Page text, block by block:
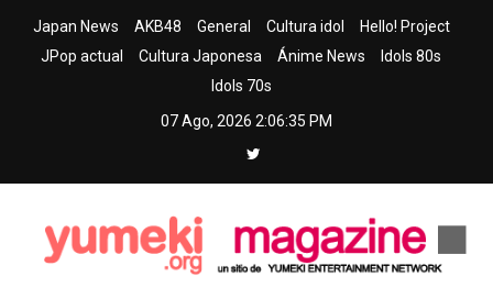
Japan News AKB48 General Cultura idol
Hello! Project
JPop actual
Cultura Japonesa Ánime News
Idols 80s
Idols 70s
07 Ago, 2026 2:06:36 PM